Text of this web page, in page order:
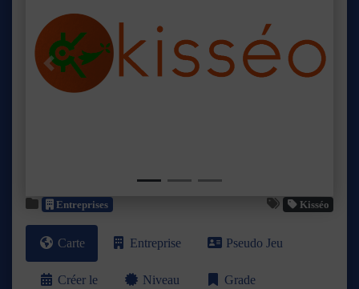
Précédent Suivant
Entreprises Kisséo
Carte Entreprise Pseudo Jeu
Créer le Niveau Grade